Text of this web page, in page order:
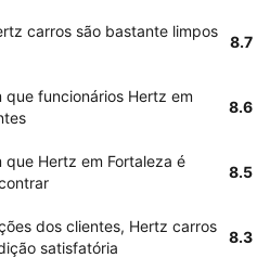
carros são bastante limpos
8.7
que funcionários Hertz em
8.6
que Hertz em Fortaleza é
8.5
dos clientes, Hertz carros
satisfatória
8.3